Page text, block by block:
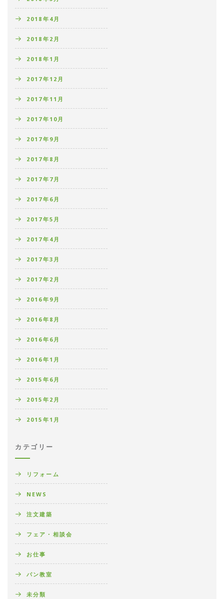
2018年4月
2018年2月
2018年1月
2017年12月
2017年11月
2017年10月
2017年9月
2017年8月
2017年7月
2017年6月
2017年5月
2017年4月
2017年3月
2017年2月
2016年9月
2016年8月
2016年6月
2016年1月
2015年6月
2015年2月
2015年1月
カテゴリー
リフォーム
NEWS
注文建築
フェア・相談会
お仕事
パン教室
未分類